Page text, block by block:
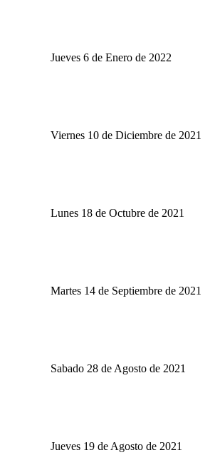
Jueves 6 de Enero de 2022
Viernes 10 de Diciembre de 2021
Lunes 18 de Octubre de 2021
Martes 14 de Septiembre de 2021
Sabado 28 de Agosto de 2021
Jueves 19 de Agosto de 2021